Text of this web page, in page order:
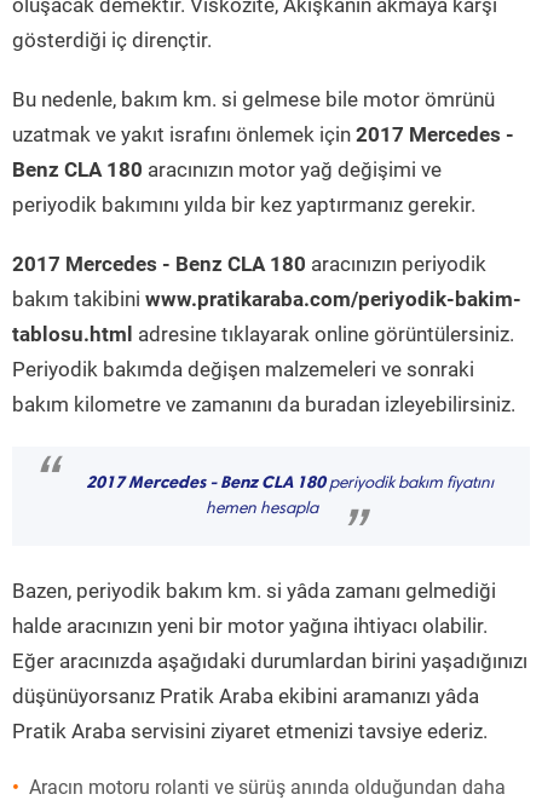
oluşacak demektir. Viskozite, Akışkanın akmaya karşı
gösterdiği iç dirençtir.
Bu nedenle, bakım km. si gelmese bile motor ömrünü
uzatmak ve yakıt israfını önlemek için 2017 Mercedes -
Benz CLA 180 aracınızın motor yağ değişimi ve
periyodik bakımını yılda bir kez yaptırmanız gerekir.
2017 Mercedes - Benz CLA 180 aracınızın periyodik
bakım takibini www.pratikaraba.com/periyodik-bakim-
tablosu.html adresine tıklayarak online görüntülersiniz.
Periyodik bakımda değişen malzemeleri ve sonraki
bakım kilometre ve zamanını da buradan izleyebilirsiniz.
“ 2017 Mercedes - Benz CLA 180periyodik bakım fiyatını
hemen hesapla
”
Bazen, periyodik bakım km. si yâda zamanı gelmediği
halde aracınızın yeni bir motor yağına ihtiyacı olabilir.
Eğer aracınızda aşağıdaki durumlardan birini yaşadığınızı
düşünüyorsanız Pratik Araba ekibini aramanızı yâda
Pratik Araba servisini ziyaret etmenizi tavsiye ederiz.
Aracın motoru rolanti ve sürüş anında olduğundan daha